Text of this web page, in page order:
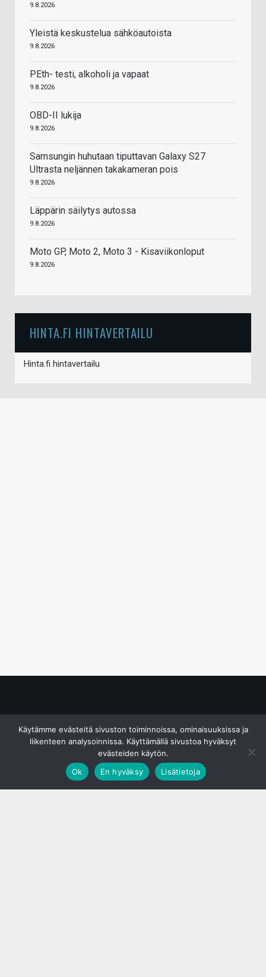
9.8.2026
Yleistä keskustelua sähköautoista
9.8.2026
PEth- testi, alkoholi ja vapaat
9.8.2026
OBD-II lukija
9.8.2026
Samsungin huhutaan tiputtavan Galaxy S27
Ultrasta neljännen takakameran pois
9.8.2026
Läppärin säilytys autossa
9.8.2026
Moto GP, Moto 2, Moto 3 - Kisaviikonloput
9.8.2026
HINTA.FI HINTAVERTAILU
Hinta.fi hintavertailu
Käytämme evästeitä sivuston toiminnoissa, ominaisuuksissa ja
liikenteen analysoinnissa. Käyttämällä sivustoa hyväksyt
evästeiden käytön.
Ok
En hyväksy Lisätietoja